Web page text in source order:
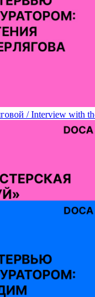
Марии Алигожиной /
/ Interview with